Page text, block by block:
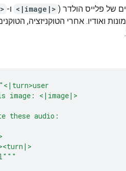
של פלייס הולדר ( <|image|> ו-
ואודיו. אחרי הטוקניזציה,
image: <|image|>
these audio: